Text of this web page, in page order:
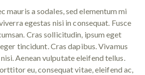
mauris a sodales, sed elementum mi
egestas nisi in consequat. Fusce
Cras sollicitudin, ipsum eget
tincidunt. Cras dapibus. Vivamus
Aenean vulputate eleifend tellus.
eu, consequat vitae, eleifend ac,